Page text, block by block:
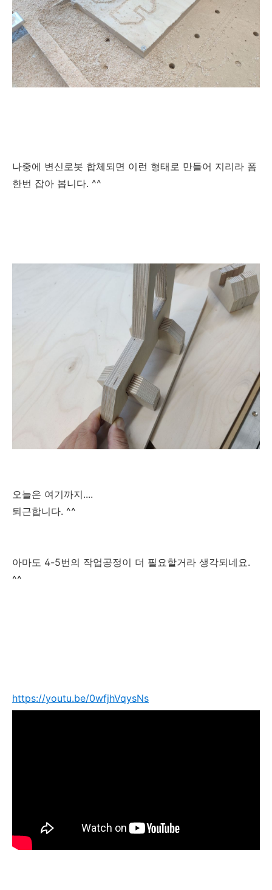
나중에 변신로봇 합체되면 이런 형태로 만들어 지리라 폼
한번 잡아 봅니다. ^^
오늘은 여기까지....
퇴근합니다. ^^
아마도 4-5번의 작업공정이 더 필요할거라 생각되네요.
^^
https://youtu.be/0wfjhVqysNs